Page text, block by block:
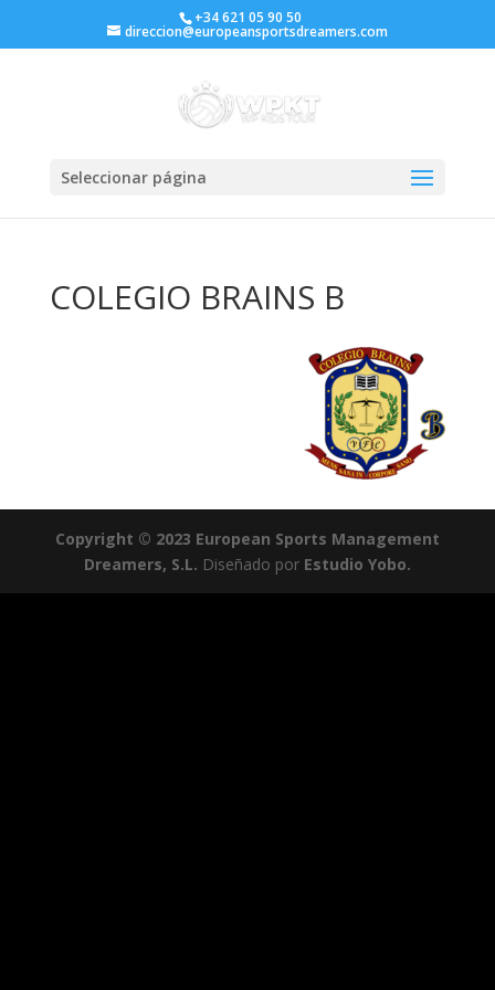
+34 621 05 90 50
direccion@europeansportsdreamers.com
Seleccionar página
COLEGIO BRAINS B
Copyright © 2023 European Sports Management
Dreamers, S.L. Diseñado por Estudio Yobo.